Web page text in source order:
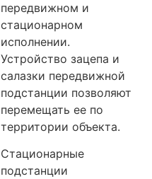
передвижном и
стационарном
исполнении.
Устройство зацепа и
салазки передвижной
подстанции позволяют
перемещать ее по
территории объекта.
Стационарные
подстанции